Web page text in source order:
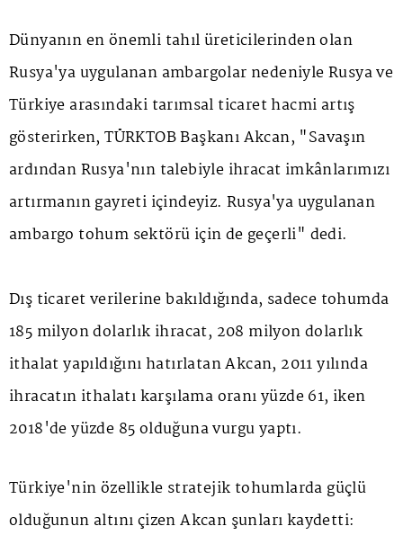
Dünyanın en önemli tahıl üreticilerinden olan
Rusya'ya uygulanan ambargolar nedeniyle Rusya ve
Türkiye arasındaki tarımsal ticaret hacmi artış
gösterirken, TÜRKTOB Başkanı Akcan, "Savaşın
ardından Rusya'nın talebiyle ihracat imkânlarımızı
artırmanın gayreti içindeyiz. Rusya'ya uygulanan
ambargo tohum sektörü için de geçerli" dedi.
Dış ticaret verilerine bakıldığında, sadece tohumda
185 milyon dolarlık ihracat, 208 milyon dolarlık
ithalat yapıldığını hatırlatan Akcan, 2011 yılında
ihracatın ithalatı karşılama oranı yüzde 61, iken
2018'de yüzde 85 olduğuna vurgu yaptı.
Türkiye'nin özellikle stratejik tohumlarda güçlü
olduğunun altını çizen Akcan şunları kaydetti: